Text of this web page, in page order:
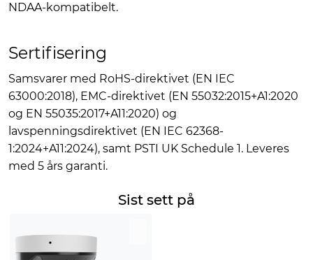
NDAA-kompatibelt.
Sertifisering
Samsvarer med RoHS-direktivet (EN IEC
63000:2018), EMC-direktivet (EN 55032:2015+A1:2020
og EN 55035:2017+A11:2020) og
lavspenningsdirektivet (EN IEC 62368-
1:2024+A11:2024), samt PSTI UK Schedule 1. Leveres
med 5 års garanti.
Sist sett på